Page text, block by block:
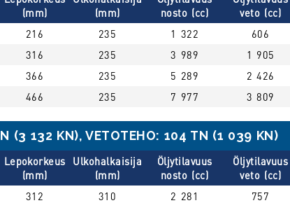
(mm)
(mm)
nosto (cc)
veto (cc)
216 235 1 322 606
316 235 3 989 1 905
366 235 5 289 2 426
466 235 7 977 3 809
(3 132 KN), VETOTEHO: 104 TN (1 039 KN)
Lepokorkeus
(mm)
Ulkohalkaisija
(mm)
Öljytilavuus
nosto (cc)
Öljytilavuus
veto (cc)
312 310 2 281 757